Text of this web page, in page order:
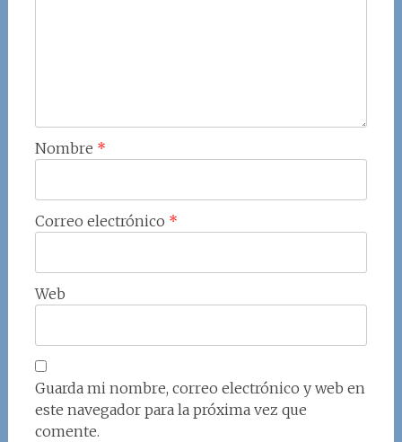
Nombre *
Correo electrónico *
Web
Guarda mi nombre, correo electrónico y web en
este navegador para la próxima vez que
comente.